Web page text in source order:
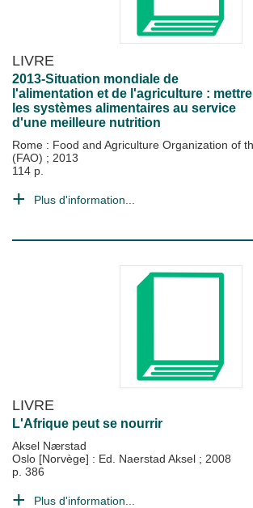
LIVRE
2013-Situation mondiale de
l'alimentation et de l'agriculture : mettre
les systèmes alimentaires au service
d'une meilleure nutrition
Rome : Food and Agriculture Organization of
(FAO) ; 2013
114 p.
Plus d'information...
LIVRE
L'Afrique peut se nourrir
Aksel Nærstad
Oslo [Norvège] : Ed. Naerstad Aksel ; 2008
p. 386
Plus d'information...